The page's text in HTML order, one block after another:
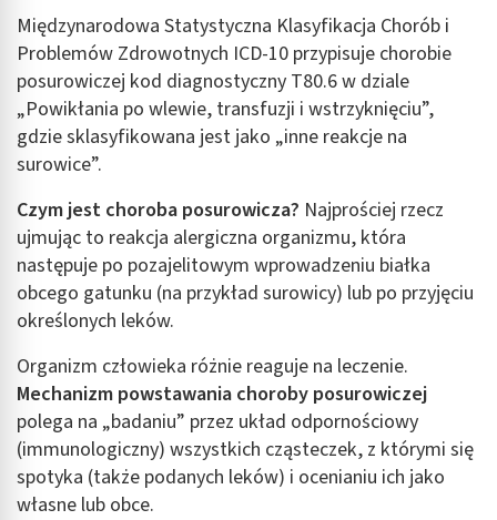
Międzynarodowa Statystyczna Klasyfikacja Chorób i
Problemów Zdrowotnych ICD-10 przypisuje chorobie
posurowiczej kod diagnostyczny T80.6 w dziale
„Powikłania po wlewie, transfuzji i wstrzyknięciu”,
gdzie sklasyfikowana jest jako „inne reakcje na
surowice”.
Czym jest choroba posurowicza? Najprościej rzecz
ujmując to reakcja alergiczna organizmu, która
następuje po pozajelitowym wprowadzeniu białka
obcego gatunku (na przykład surowicy) lub po przyjęciu
określonych leków.
Organizm człowieka różnie reaguje na leczenie.
Mechanizm powstawania choroby posurowiczej
polega na „badaniu” przez układ odpornościowy
(immunologiczny) wszystkich cząsteczek, z którymi się
spotyka (także podanych leków) i ocenianiu ich jako
własne lub obce.